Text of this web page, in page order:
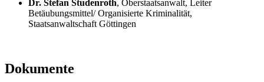
Dr. Stefan Studenroth, Oberstaatsanwalt, Leiter
Betäubungsmittel/ Organisierte Kriminalität,
Staatsanwaltschaft Göttingen
Dokumente